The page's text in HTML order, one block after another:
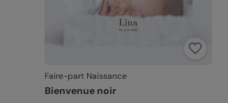
Faire-part Naissance
Bienvenue noir